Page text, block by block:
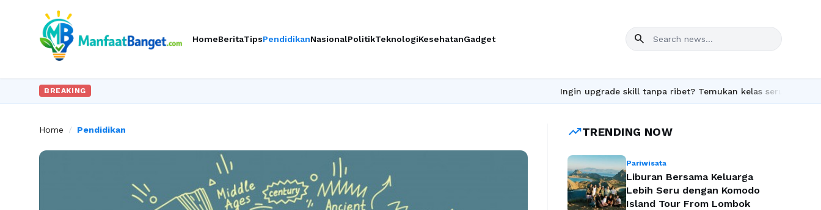
HomeBeritaTipsPendidikanNasionalPolitikTeknologiKesehatanGadget search
BREAKING Ingin upgrade skill tanpa ribet? Temukan kelas seru dan materi lengkap
Home / Pendidikan trending_upTRENDING NOW
Pariwisata
Liburan Bersama Keluarga
Lebih Seru dengan Komodo
Island Tour From Lombok